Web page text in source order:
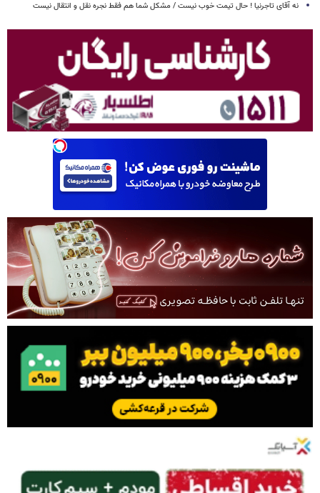
نه آقای تاجرنیا ! حال تیمت خوب نیست / مشکل شما هم فقط نجره نقل و انتقال نیست